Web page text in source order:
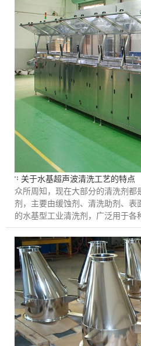
关于水基超声波清洗工艺的特点
众所周知，现在大部分的清洗剂
剂，主要由缓蚀剂、清洗助剂、
的水基型工业清洗剂，广泛用于各